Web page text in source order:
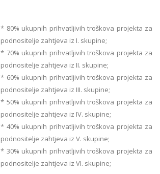
* 80% ukupnih prihvatljivih troškova projekta za
podnositelje zahtjeva iz I. skupine;
* 70% ukupnih prihvatljivih troškova projekta za
podnositelje zahtjeva iz II. skupine;
* 60% ukupnih prihvatljivih troškova projekta za
podnositelje zahtjeva iz III. skupine;
* 50% ukupnih prihvatljivih troškova projekta za
podnositelje zahtjeva iz IV. skupine;
* 40% ukupnih prihvatljivih troškova projekta za
podnositelje zahtjeva iz V. skupine;
* 30% ukupnih prihvatljivih troškova projekta za
podnositelje zahtjeva iz VI. skupine;